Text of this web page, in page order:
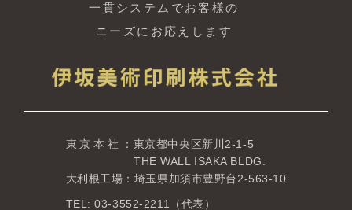
一貫システムでお客様の
ニーズにお応えします
東京本社
：東京都中央区新川2-1-5
THE WALL ISAKA BLDG.
大利根工場：埼玉県加須市豊野台2-563-10
TEL: 03-3552-2211（代表）